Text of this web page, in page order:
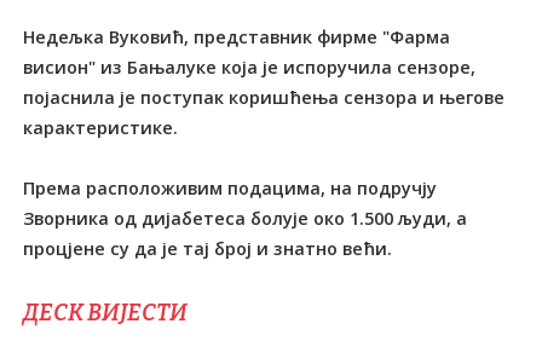
Недељка Вуковић, представник фирме "Фарма
висион" из Бањалуке која је испоручила сензоре,
појаснила је поступак коришћења сензора и његове
карактеристике.
Према расположивим подацима, на подручју
Зворника од дијабетеса болује око 1.500 људи, а
процјене су да је тај број и знатно већи.
ДЕСК ВИЈЕСТИ